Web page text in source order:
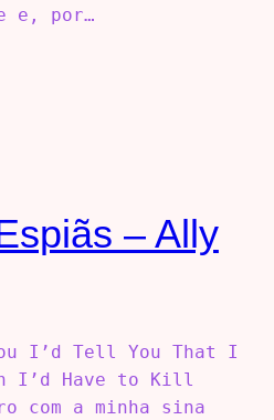
e, por…
– Ally
I’d Tell You That I
I’d Have to Kill
com a minha sina